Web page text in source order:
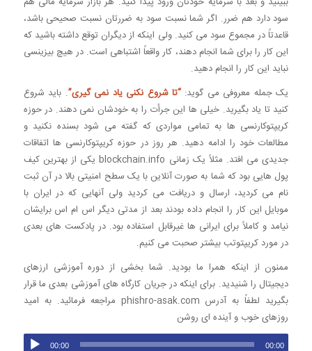
سود دارد هم ضرر. اگر شما نسبت سود به ضررتان نسبت صحیحی باشد،
قاعدتاً در مجموع سود می کنید. ولی اینکه از دیگران توقع داشته باشید که
این کار را برای شما انجام دهند، کار واقعاً اشتباهی است. در هیچ بیزینسی
نباید این کار را انجام دهید.
یک جمله معروفی می گوید: “تا شروع نکنی یاد نمی گیری”. باید شروع
کنید تا یاد بگیرید. خیلی ها این جرأت را به خودشان نمی دهند. در حوزه
کریپتوکارنسی ها به تمامی مواردی که گفته می شود بسنده نکنید و
مطالعات خود را ادامه دهید. هر روز در حوزه کریپتوکارنسی ها اتفاقات
جدیدی می افتد. مثلاً یک زمانی blockchain.info یکی از بهترین کیف
پول هایی بود که شما به صورت آنلاین با یک سطح امنیتی بالا در آن ثبت
نام می کردید، ارسال و دریافت می کردید ولی آنهایی که در ایران با
موبایل این کار را انجام داده بودند بعد از مدتی دیگر اس ام اس برایشان
نیامد و کاملاً برای ایرانی ها غیرقابل استفاده بود. در پادکست های بعدی
در مورد کریپتوتب بیشتر صحبت می کنیم.
ممنون از اینکه همرا ما بودید. شما بخشی از دوره آموزشی ارزهای
دیجیتال را شنیدید. برای اینکه در جریان کارگاه های آموزشی بعدی ما قرار
بگیرید لطفاً به آدرس phishro-asak.com مراجعه فرمائید. به امید
روزهای خوب و آینده ای روشن
00:00 00:00